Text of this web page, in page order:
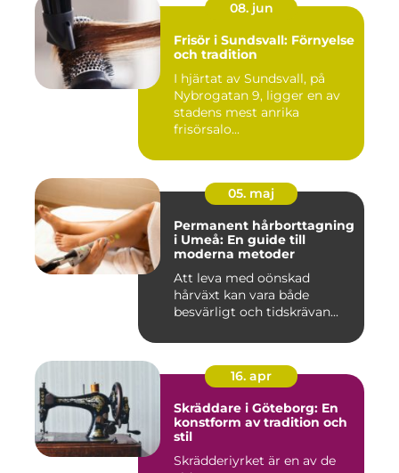
08. jun
Frisör i Sundsvall: Förnyelse
och tradition
I hjärtat av Sundsvall, på
Nybrogatan 9, ligger en av
stadens mest anrika
frisörsalo...
05. maj
Permanent hårborttagning
i Umeå: En guide till
moderna metoder
Att leva med oönskad
hårväxt kan vara både
besvärligt och tidskrävan...
16. apr
Skräddare i Göteborg: En
konstform av tradition och
stil
Skrädderiyrket är en av de